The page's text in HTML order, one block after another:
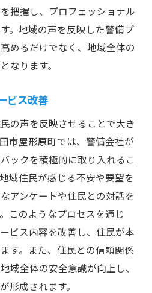
把握し、プロフェッショナル
。地域の声を反映した警備プ
めるだけでなく、地域全体の
なります。
ビス改善
の声を反映させることで大き
市屋形原町では、警備会社が
ックを積極的に取り入れるこ
域住民が感じる不安や要望を
アンケートや住民との対話を
このようなプロセスを通じ
ビス内容を改善し、住民が本
す。また、住民との信頼関係
域全体の安全意識が向上し、
形成されます。